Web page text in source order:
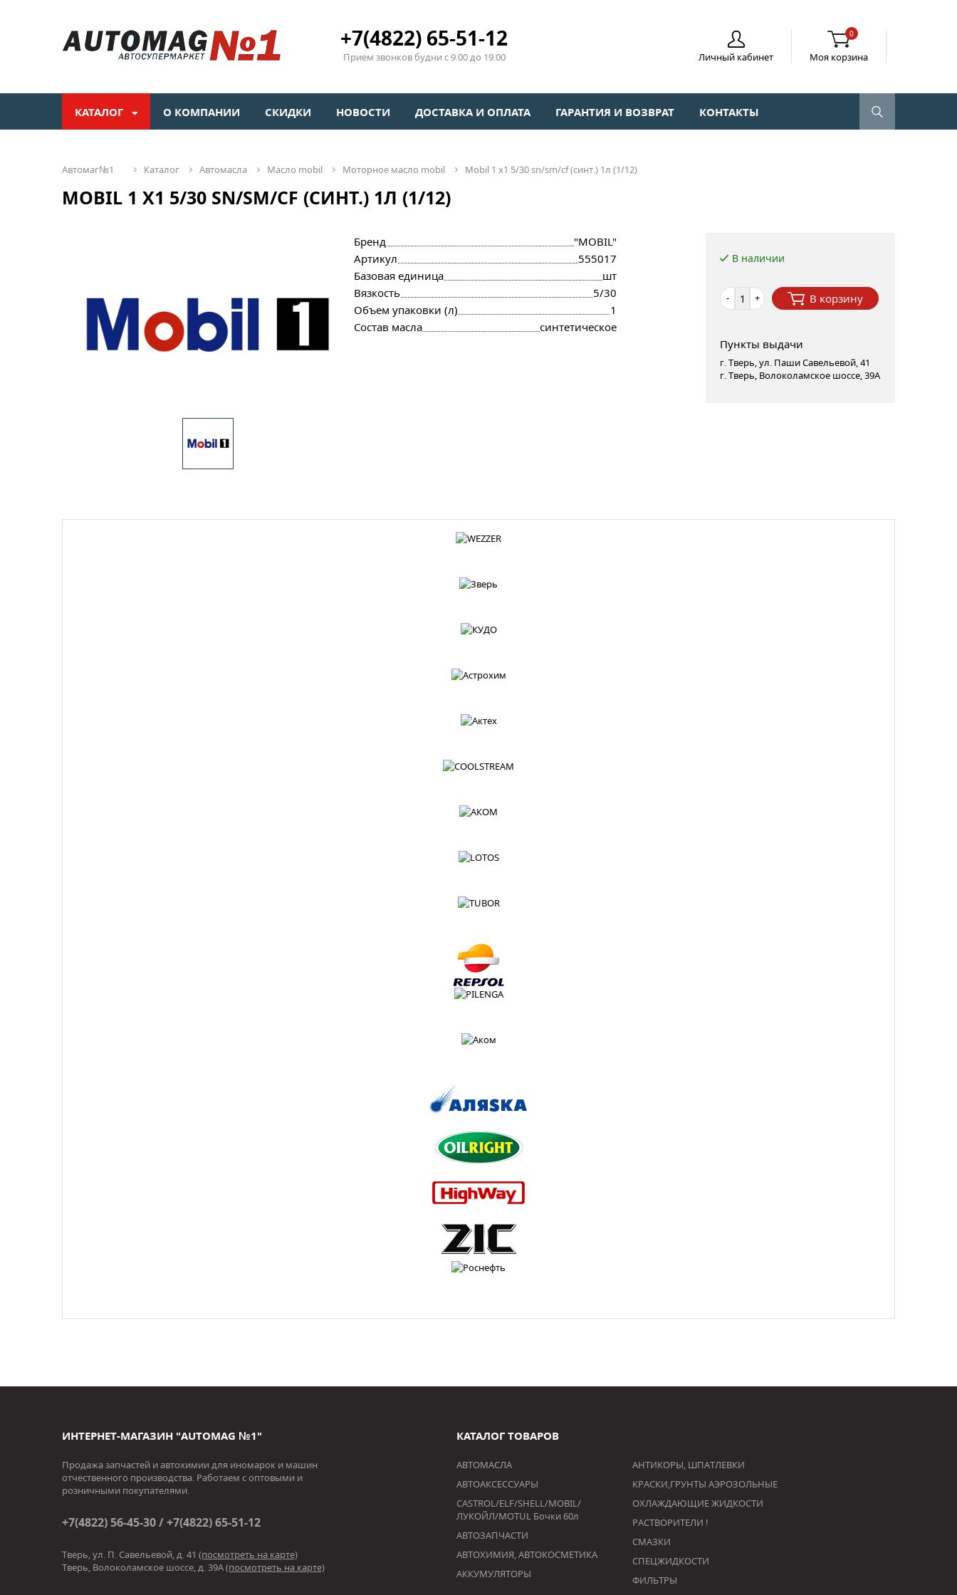
+7(4822) 65-51-12
Прием звонков будни с 9.00 до 19.00 Личный кабинет
0
Моя корзина
КАТАЛОГ О КОМПАНИИ СКИДКИ НОВОСТИ ДОСТАВКА И ОПЛАТА ГАРАНТИЯ И ВОЗВРАТ КОНТАКТЫ
автомаг№1 каталог автомасла масло mobil моторное масло mobil mobil 1 x1 5/30 sn/sm/cf (синт.) 1л (1/12)
MOBIL 1 X1 5/30 SN/SM/CF (СИНТ.) 1Л (1/12)
Бренд
"MOBIL"
Артикул
555017
Базовая единица
шт
Вязкость
5/30
Объем упаковки (л)
1
Состав масла
синтетическое
В наличии
- + В корзину
Пункты выдачи
г. Тверь, ул. Паши Савельевой, 41
г. Тверь, Волоколамское шоссе, 39А
ИНТЕРНЕТ-МАГАЗИН "AUTOMAG №1"
Продажа запчастей и автохимии для иномарок и машин
отчественного производства. Работаем с оптовыми и
розничными покупателями.
+7(4822) 56-45-30 / +7(4822) 65-51-12
Тверь, ул. П. Савельевой, д. 41 (посмотреть на карте)
Тверь, Волоколамское шоссе, д. 39А(посмотреть на карте)
КАТАЛОГ ТОВАРОВ
АВТОМАСЛА
АВТОАКСЕССУАРЫ
CASTROL/ELF/SHELL/MOBIL/
ЛУКОЙЛ/MOTUL Бочки 60л
АВТОЗАПЧАСТИ
АВТОХИМИЯ, АВТОКОСМЕТИКА
АККУМУЛЯТОРЫ
АНТИКОРЫ, ШПАТЛЕВКИ
КРАСКИ,ГРУНТЫ АЭРОЗОЛЬНЫЕ
ОХЛАЖДАЮЩИЕ ЖИДКОСТИ
РАСТВОРИТЕЛИ !
СМАЗКИ
СПЕЦЖИДКОСТИ
ФИЛЬТРЫ